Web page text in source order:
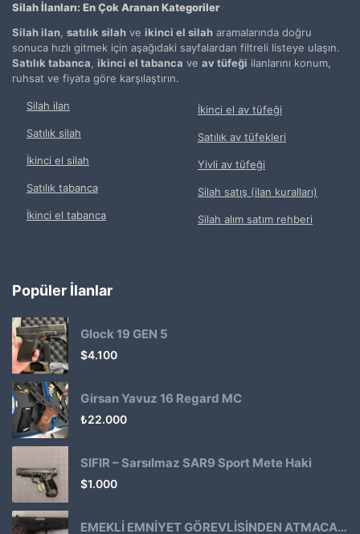
Silah İlanları: En Çok Aranan Kategoriler
Silah ilan, satılık silah ve ikinci el silah aramalarında doğru
sonuca hızlı gitmek için aşağıdaki sayfalardan filtreli listeye ulaşın.
Satılık tabanca, ikinci el tabanca ve av tüfeği ilanlarını konum,
ruhsat ve fiyata göre karşılaştırın.
Silah ilan
Satılık silah
İkinci el silah
Satılık tabanca
İkinci el tabanca
İkinci el av tüfeği
Satılık av tüfekleri
Yivli av tüfeği
Silah satış (ilan kuralları)
Silah alım satım rehberi
Popüler İlanlar
Glock 19 GEN 5
$4.100
Girsan Yavuz 16 Regard MC
₺22.000
SIFIR – Sarsılmaz SAR9 Sport Mete Haki
$1.000
EMEKLİ EMNİYET GÖREVLİSİNDEN ATMACA 53 KLASİK14